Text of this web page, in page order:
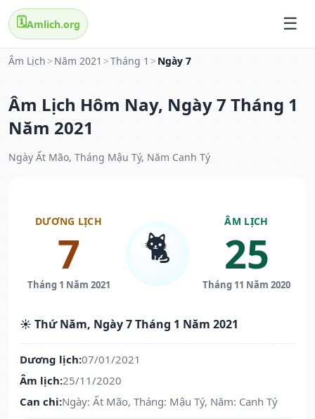
🗓️Amlich.org
Âm Lịch > Năm 2021 >Tháng 1 > Ngày 7
Âm Lịch Hôm Nay, Ngày 7 Tháng 1
Năm 2021
Ngày Ất Mão, Tháng Mậu Tý, Năm Canh Tý
DƯƠNG LỊCH
7
Tháng 1 Năm 2021
🐈
ÂM LỊCH
25
Tháng 11 Năm 2020
☀️ Thứ Năm, Ngày 7 Tháng 1 Năm 2021
Dương lịch:07/01/2021
Âm lịch:25/11/2020
Can chi:Ngày: Ất Mão, Tháng: Mậu Tý, Năm: Canh Tý